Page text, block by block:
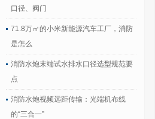
口径、阀门
71.8万㎡的小米新能源汽车工厂，消防
是怎么
消防水炮末端试水排水口径选型规范要
点
消防水炮视频远距传输：光端机布线
的“三合一”